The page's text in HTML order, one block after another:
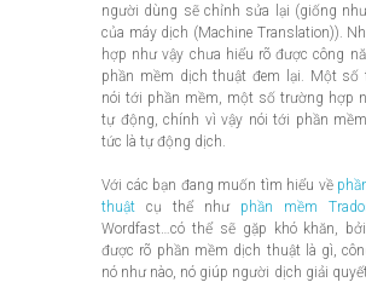
người dùng sẽ chỉnh sửa lại (giống
của máy dịch (Machine Translation)).
hợp như vậy chưa hiểu rõ được công
phần mềm dịch thuật đem lại. Một số
nói tới phần mềm, một số trường hợp
tự động, chính vì vậy nói tới phần
tức là tự động dịch.
Với các bạn đang muốn tìm hiểu về
thuật cụ thể như phần mềm
Wordfast…có thể sẽ gặp khó khăn,
được rõ phần mềm dịch thuật là gì,
nó như nào, nó giúp người dịch giải